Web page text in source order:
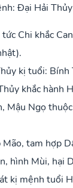
Đại Hải Thủy
Chi khắc
kị tuổi: Bính
khắc hành
Mậu Ngọ
tam hợp
hình Mùi, hại
kị mệnh tuổi